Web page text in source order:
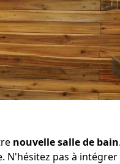
nouvelle salle de bain
pas à